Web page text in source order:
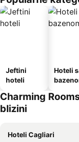
Jeftini
hoteli
Hoteli
Charming
blizini
Hoteli Cagliari